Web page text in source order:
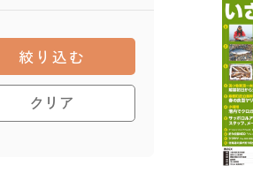
クリア
絞り込む